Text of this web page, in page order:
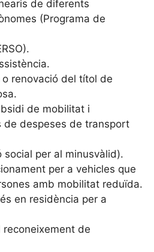
de diferents
(Programa de
o renovació del títol de
de mobilitat i
de despeses de transport
social per al minusvàlid).
per a vehicles que
amb mobilitat reduïda.
en residència per a
reconeixement de